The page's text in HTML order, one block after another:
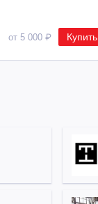
от 5 000 ₽ Купить